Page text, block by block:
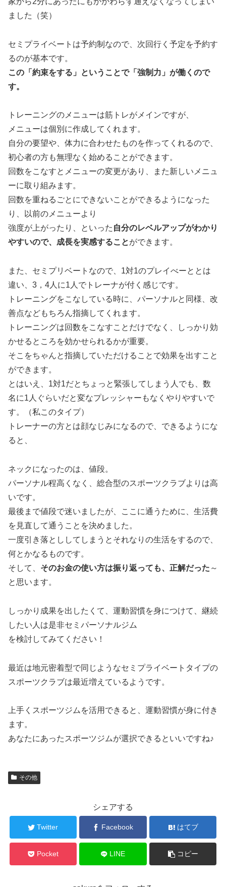
ました（笑）
セミプライベートは予約制なので、次回行く予定を予約す
るのが基本です。
この「約束をする」ということで「強制力」が働くので
す。
トレーニングのメニューは筋トレがメインですが、
メニューは個別に作成してくれます。
自分の要望や、体力に合わせたものを作ってくれるので、
初心者の方も無理なく始めることができます。
回数をこなすとメニューの変更があり、また新しいメニュ
ーに取り組みます。
回数を重ねるごとにできないことができるようになった
り、以前のメニューより
強度が上がったり、といった 自分のレベルアップがわかり
やすいので、成長を実感することができます。
また、セミプリベートなので、1対1のプレイべーととは
違い、3，4人に1人でトレーナが付く感じです。
トレーニングをこなしている時に、パーソナルと同様、改
善点などもちろん指摘してくれます。
トレーニングは回数をこなすことだけでなく、しっかり効
かせるところを効かせられるかが重要。
そこをちゃんと指摘していただけることで効果を出すこと
ができます。
とはいえ、1対1だとちょっと緊張してしまう人でも、数
名に1人ぐらいだと変なプレッシャーもなくやりやすいで
す。（私このタイプ）
トレーナーの方とは顔なじみになるので、できるようにな
ると、
ネックになったのは、値段。
パーソナル程高くなく、総合型のスポーツクラブよりは高
いです。
最後まで値段で迷いましたが、ここに通うために、生活費
を見直して通うことを決めました。
一度引き落とししてしまうとそれなりの生活をするので、
何とかなるものです。
そして、 そのお金の使い方は振り返っても、正解だった ～
と思います。
しっかり成果を出したくて、運動習慣を身につけて、継続
したい人は是非セミパーソナルジム
を検討してみてください！
最近は地元密着型で同じようなセミプライベートタイプの
スポーツクラブは最近増えているようです。
上手くスポーツジムを活用できると、運動習慣が身に付き
ます。
あなたにあったスポーツジムが選択できるといいですね♪
その他
シェアする
Twitter Facebook はてブ
Pocket LINE コピー